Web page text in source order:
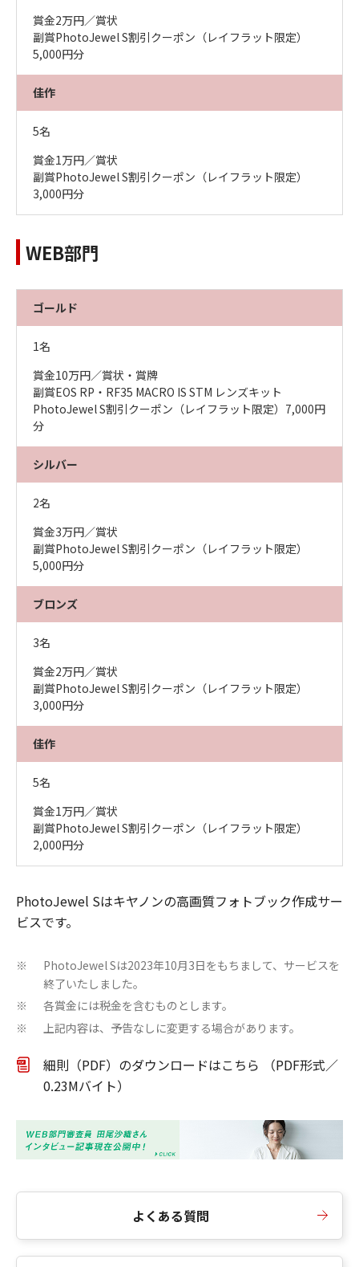
賞金2万円／賞状
副賞PhotoJewel S割引クーポン（レイフラット限定）
5,000円分
佳作
5名
賞金1万円／賞状
副賞PhotoJewel S割引クーポン（レイフラット限定）
3,000円分
WEB部門
ゴールド
1名
賞金10万円／賞状・賞牌
副賞EOS RP・RF35 MACRO IS STM レンズキット
PhotoJewel S割引クーポン（レイフラット限定）7,000円
分
シルバー
2名
賞金3万円／賞状
副賞PhotoJewel S割引クーポン（レイフラット限定）
5,000円分
ブロンズ
3名
賞金2万円／賞状
副賞PhotoJewel S割引クーポン（レイフラット限定）
3,000円分
佳作
5名
賞金1万円／賞状
副賞PhotoJewel S割引クーポン（レイフラット限定）
2,000円分
PhotoJewel Sはキヤノンの高画質フォトブック作成サー
ビスです。
※
PhotoJewel Sは2023年10月3日をもちまして、サービスを
終了いたしました。
※ 各賞金には税金を含むものとします。
※ 上記内容は、予告なしに変更する場合があります。
細則（PDF）のダウンロードはこちら （PDF形式／
0.23Mバイト）
よくある質問